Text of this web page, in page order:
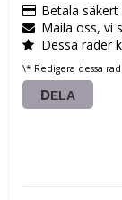
Betala
Maila oss, vi
Dessa rader
\* Redigera dessa
DELA